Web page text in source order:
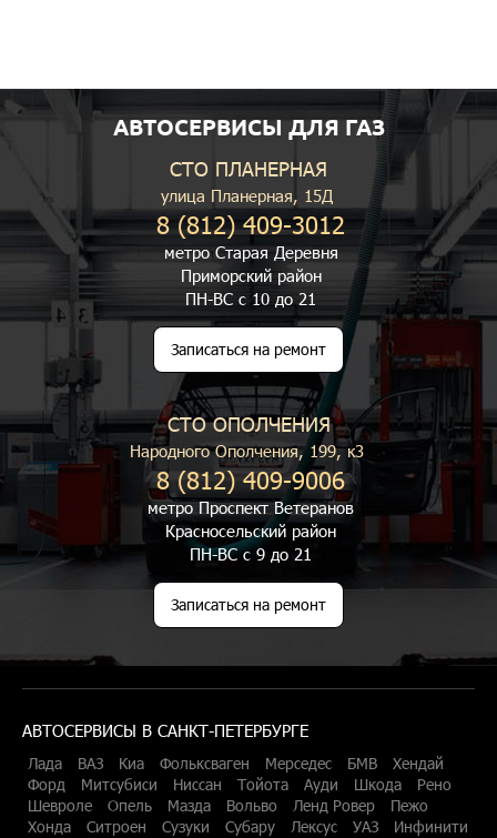
АВТОСЕРВИСЫ ДЛЯ ГАЗ
СТО ПЛАНЕРНАЯ
улица Планерная, 15Д
8 (812) 409-3012
метро Старая Деревня
Приморский район
ПН-ВС с 10 до 21
Записаться на ремонт
СТО ОПОЛЧЕНИЯ
Народного Ополчения, 199, к3
8 (812) 409-9006
метро Проспект Ветеранов
Красносельский район
ПН-ВС с 9 до 21
Записаться на ремонт
АВТОСЕРВИСЫ В САНКТ-ПЕТЕРБУРГЕ
Лада ВАЗ Киа Фольксваген Мерседес БМВ
Хендай
Форд
Митсубиси Ниссан Тойота Ауди Шкода
Рено
Шевроле
Опель Мазда Вольво Ленд Ровер
Пежо
Хонда
Ситроен Сузуки Субару Лексус УАЗ
Инфинити